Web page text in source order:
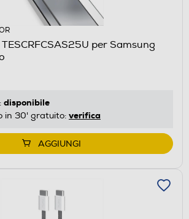
per Samsung
disponibile
in 30' gratuito: verifica
AGGIUNGI